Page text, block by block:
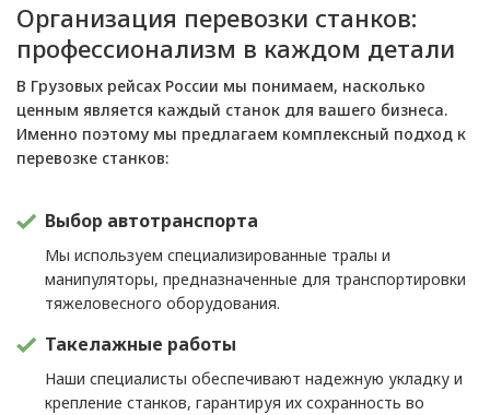
Организация перевозки станков:
профессионализм в каждом детали
В Грузовых рейсах России мы понимаем, насколько
ценным является каждый станок для вашего бизнеса.
Именно поэтому мы предлагаем комплексный подход к
перевозке станков:
Выбор автотранспорта
Мы используем специализированные тралы и
манипуляторы, предназначенные для транспортировки
тяжеловесного оборудования.
Такелажные работы
Наши специалисты обеспечивают надежную укладку и
крепление станков, гарантируя их сохранность во